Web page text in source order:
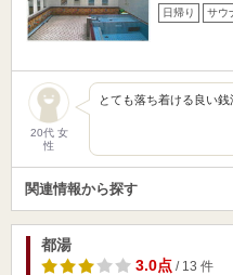
日帰り サウ
20代 女
性
とても落ち着ける良い
関連情報から探す
都湯
3.0点/ 13 件